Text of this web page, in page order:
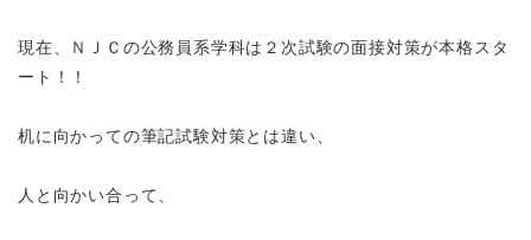
現在、ＮＪＣの公務員系学科は２次試験の面接対策が本格スタ
ート！！
机に向かっての筆記試験対策とは違い、
人と向かい合って、